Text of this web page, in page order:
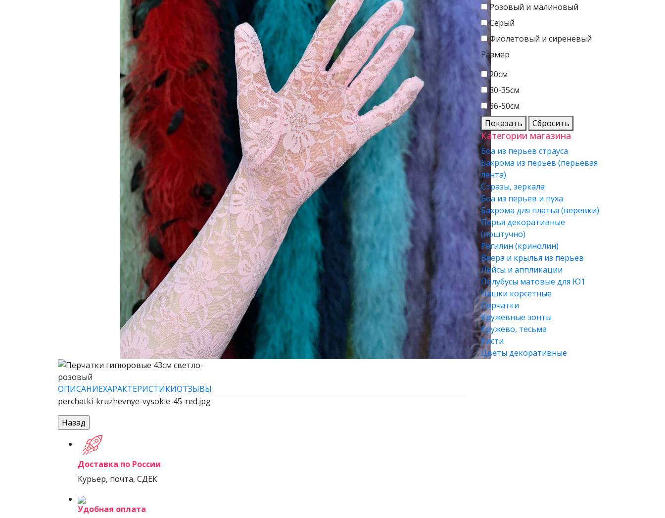
ОПИСАНИЕХАРАКТЕРИСТИКИОТЗЫВЫ
perchatki-kruzhevnye-vysokie-45-red.jpg
Доставка по России
Курьер, почта, СДЕК
Удобная оплата
Розовый и малиновый
Серый
Фиолетовый и сиреневый
Размер
20см
30-35см
36-50см
Показать
Сбросить
Категории магазина
Боа из перьев страуса
Бахрома из перьев (перьевая
лента)
Стразы, зеркала
Боа из перьев и пуха
Бахрома для платья (веревки)
Перья декоративные
(поштучно)
Регилин (кринолин)
Веера и крылья из перьев
Лейсы и аппликации
Полубусы матовые для Ю1
Чашки корсетные
Перчатки
Кружевные зонты
Кружево, тесьма
Кисти
Цветы декоративные